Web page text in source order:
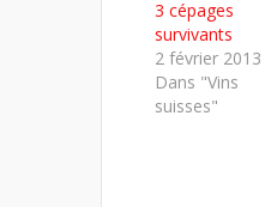
3 cépages
survivants
2 février 2013
Dans "Vins
suisses"